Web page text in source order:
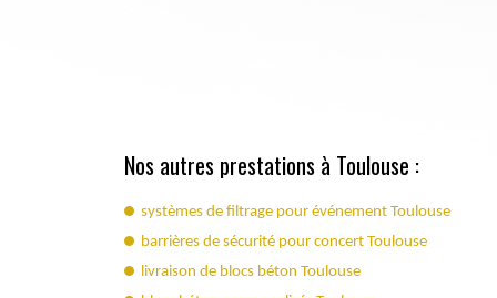
Nos autres prestations à Toulouse :
systèmes de filtrage pour événement Toulouse
barrières de sécurité pour concert Toulouse
livraison de blocs béton Toulouse